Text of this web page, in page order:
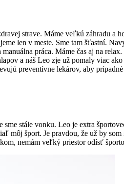
strave. Máme veľkú záhradu a
len v meste. Sme tam šťastní.
práca. Máme čas aj na
a náš Leo zje už pomaly viac
preventívne lekárov, aby
stále vonku. Leo je extra
môj šport. Je pravdou, že už by
nemám veľký priestor odísť